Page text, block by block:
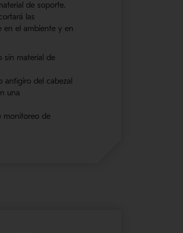
de soporte.
las
en el ambiente y en
sin material de
del cabezal
una
monitoreo de